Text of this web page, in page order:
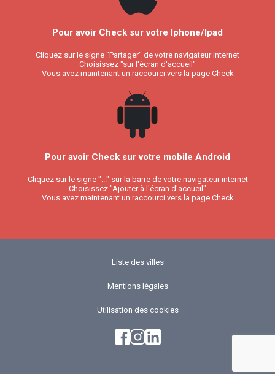
Pour avoir Check sur votre Iphone/Ipad
Cliquez sur le signe "Partager" de votre navigateur internet
Choisissez "sur l'écran d'accueil"
Vous avez maintenant un raccourci vers la page Check
Pour avoir Check sur votre mobile Android
Cliquez sur le signe "..." sur la barre de votre navigateur internet
Choisissez "Ajouter à l'écran d'accueil"
Vous avez maintenant un raccourci vers la page Check
Liste des villes
Mentions légales
Utilisation des cookies